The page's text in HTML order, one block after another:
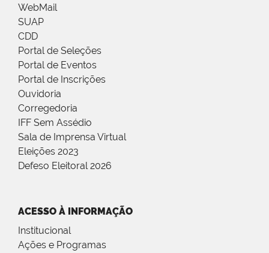
WebMail
SUAP
CDD
Portal de Seleções
Portal de Eventos
Portal de Inscrições
Ouvidoria
Corregedoria
IFF Sem Assédio
Sala de Imprensa Virtual
Eleições 2023
Defeso Eleitoral 2026
ACESSO À INFORMAÇÃO
Institucional
Ações e Programas